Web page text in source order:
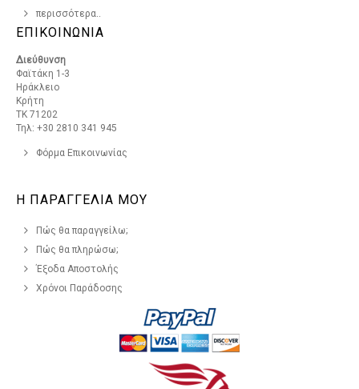
περισσότερα..
ΕΠΙΚΟΙΝΩΝΙΑ
Διεύθυνση
Φαϊτάκη 1-3
Ηράκλειο
Κρήτη
ΤΚ 71202
Τηλ: +30 2810 341 945
Φόρμα Επικοινωνίας
Η ΠΑΡΑΓΓΕΛΙΑ ΜΟΥ
Πώς θα παραγγείλω;
Πώς θα πληρώσω;
Έξοδα Αποστολής
Χρόνοι Παράδοσης